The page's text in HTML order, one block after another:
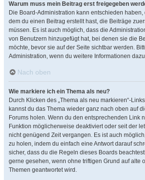
Warum muss mein Beitrag erst freigegeben
Die Board-Administration kann entschieden haben,
dem du einen Beitrag erstellt hast, die Beiträge
müssen. Es ist auch möglich, dass die
von Benutzern hinzugefügt hat, bei denen sie die
möchte, bevor sie auf der Seite sichtbar werden.
Administration, wenn du weitere Informationen
Nach oben
Wie markiere ich ein Thema als neu?
Durch Klicken des „Thema als neu markieren“-
kannst du das Thema wieder ganz nach oben auf
Forums holen. Wenn du den entsprechenden Link
Funktion möglicherweise deaktiviert oder seit der
nicht genügend Zeit vergangen. Es ist auch
zu holen, indem du einfach eine Antwort darauf
sicher, dass du die Regeln dieses Boards
gerne gesehen, wenn ohne triftigen Grund auf alte
Themen geantwortet wird.